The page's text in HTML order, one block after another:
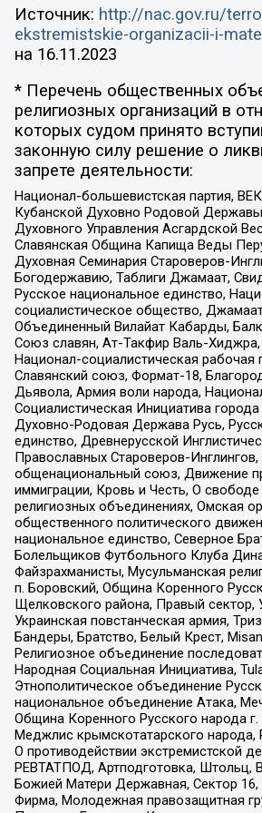
Источник: http://nac.gov.ru/
ekstremistskie-organizacii-i-
на 16.11.2023
* Перечень общественных
религиозных организаций в
которых судом принято
законную силу решение о
запрете деятельности:
Национал-большевистская партия,
Кубанской Духовно Родовой
Духовного Управления Асгардской
Славянская Община Капища Веды
Духовная Семинария Староверов-
Богодержавию, Таблиги Джамаат,
Русское национальное единство,
социалистическое общество,
Объединенный Вилайат Кабарды,
Союз славян, Ат-Такфир Валь-Хиджра,
Национал-социалистическая рабочая
Славянский союз, Формат-18,
Дьявола, Армия воли народа,
Социалистическая Инициатива
Духовно-Родовая Держава Русь,
единство, Древнерусской
Православных Староверов-Инглингов,
общенациональный союз, Движение
иммиграции, Кровь и Честь, О свободе
религиозных объединениях, Омская
общественного политического
национальное единство, Северное
Болельщиков Футбольного Клуба
Файзрахманисты, Мусульманская
п. Боровский, Община Коренного
Щелковского района, Правый
Украинская повстанческая армия,
Бандеры, Братство, Белый Крест,
Религиозное объединение
Народная Социальная Инициатива,
Этнополитическое объединение
национальное объединение Атака,
Община Коренного Русского народа
Меджлис крымскотатарского
О противодействии экстремистской
РЕВТАТПОД, Артподготовка, Штольц,
Божией Матери Державная, Сектор 16,
Фирма, Молодежная правозащитная